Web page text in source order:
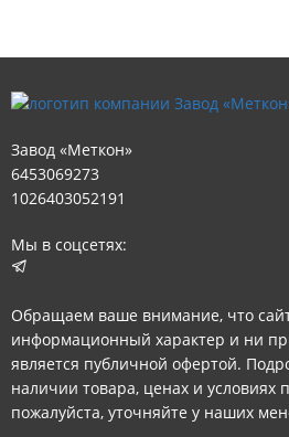
Завод «Меткон»
6453069273
1026403052191
Мы в соцсетях:
Обращаем ваше внимание, что
информационный характер и ни
является публичной офертой.
наличии товара, ценах и условиях
пожалуйста, уточняйте у наших